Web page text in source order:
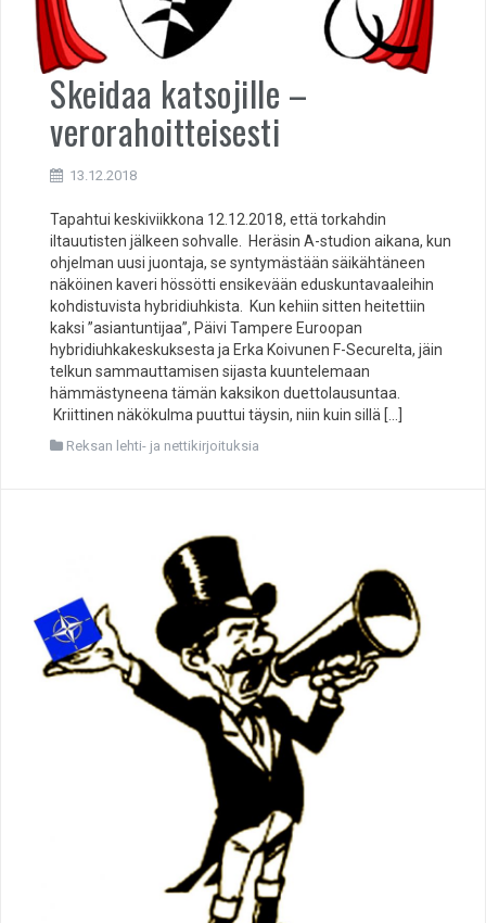
Skeidaa katsojille –
verorahoitteisesti
13.12.2018
Tapahtui keskiviikkona 12.12.2018, että torkahdin
iltauutisten jälkeen sohvalle. Heräsin A-studion aikana, kun
ohjelman uusi juontaja, se syntymästään säikähtäneen
näköinen kaveri hössötti ensikevään eduskuntavaaleihin
kohdistuvista hybridiuhkista. Kun kehiin sitten heitettiin
kaksi ”asiantuntijaa”, Päivi Tampere Euroopan
hybridiuhkakeskuksesta ja Erka Koivunen F-Securelta, jäin
telkun sammauttamisen sijasta kuuntelemaan
hämmästyneena tämän kaksikon duettolausuntaa.
Kriittinen näkökulma puuttui täysin, niin kuin sillä […]
Reksan lehti- ja nettikirjoituksia